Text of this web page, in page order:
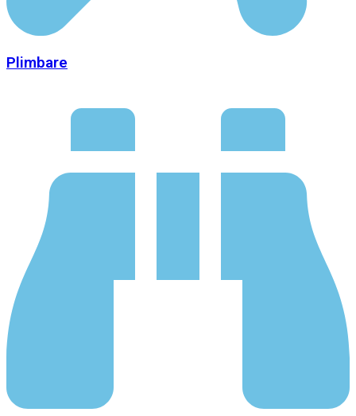
Plimbare